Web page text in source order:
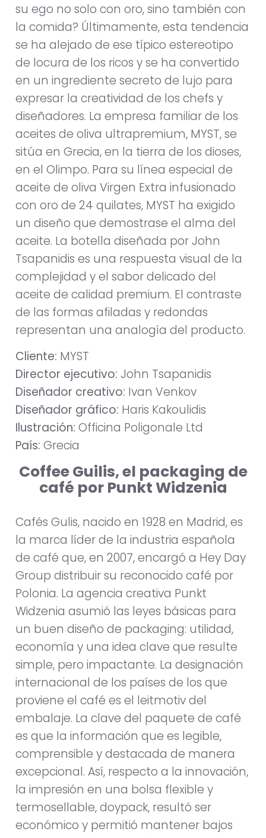
su ego no solo con oro, sino también con
la comida? Últimamente, esta tendencia
se ha alejado de ese típico estereotipo
de locura de los ricos y se ha convertido
en un ingrediente secreto de lujo para
expresar la creatividad de los chefs y
diseñadores. La empresa familiar de los
aceites de oliva ultrapremium, MYST, se
sitúa en Grecia, en la tierra de los dioses,
en el Olimpo. Para su línea especial de
aceite de oliva Virgen Extra infusionado
con oro de 24 quilates, MYST ha exigido
un diseño que demostrase el alma del
aceite. La botella diseñada por John
Tsapanidis es una respuesta visual de la
complejidad y el sabor delicado del
aceite de calidad premium. El contraste
de las formas afiladas y redondas
representan una analogía del producto.
Cliente: MYST
Director ejecutivo: John Tsapanidis
Diseñador creativo: Ivan Venkov
Diseñador gráfico: Haris Kakoulidis
Ilustración: Officina Poligonale Ltd
País: Grecia
Coffee Guilis, el packaging de
café por Punkt Widzenia
Cafés Gulis, nacido en 1928 en Madrid, es
la marca líder de la industria española
de café que, en 2007, encargó a Hey Day
Group distribuir su reconocido café por
Polonia. La agencia creativa Punkt
Widzenia asumió las leyes básicas para
un buen diseño de packaging: utilidad,
economía y una idea clave que resulte
simple, pero impactante. La designación
internacional de los países de los que
proviene el café es el leitmotiv del
embalaje. La clave del paquete de café
es que la información que es legible,
comprensible y destacada de manera
excepcional. Así, respecto a la innovación,
la impresión en una bolsa flexible y
termosellable, doypack, resultó ser
económico y permitió mantener bajos